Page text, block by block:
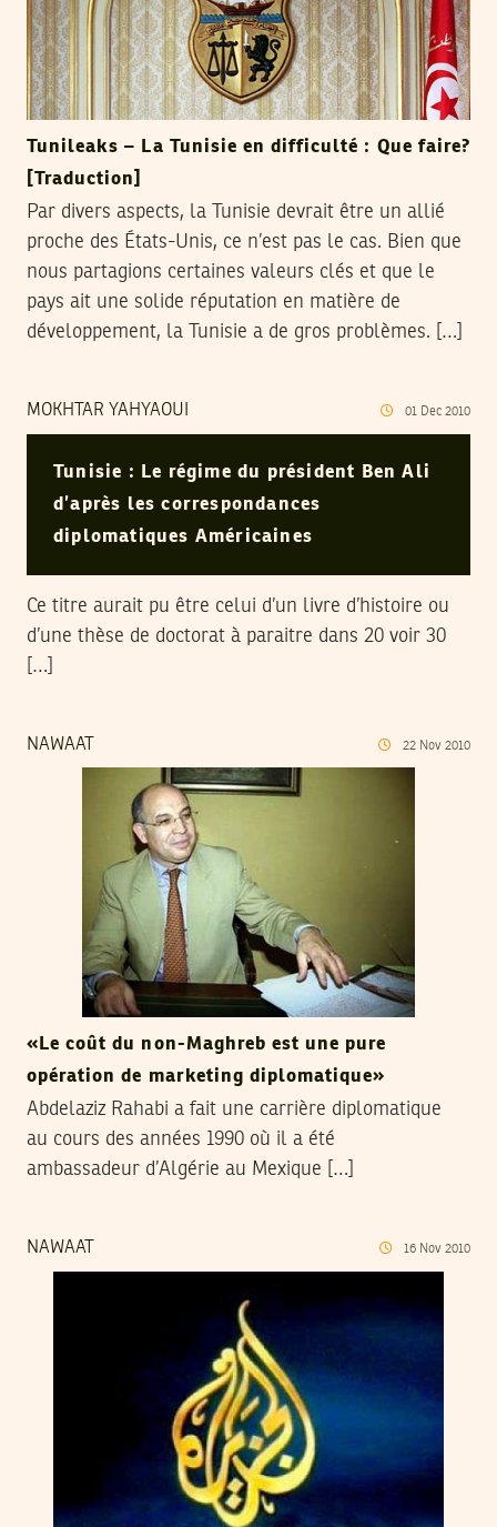
Tunileaks – La Tunisie en difficulté : Que faire?
[Traduction]
Par divers aspects, la Tunisie devrait être un allié
proche des États-Unis, ce n’est pas le cas. Bien que
nous partagions certaines valeurs clés et que le
pays ait une solide réputation en matière de
développement, la Tunisie a de gros problèmes. […]
MOKHTAR YAHYAOUI 01 Dec 2010
Tunisie : Le régime du président Ben Ali
d’après les correspondances
diplomatiques Américaines
Ce titre aurait pu être celui d’un livre d’histoire ou
d’une thèse de doctorat à paraitre dans 20 voir 30
[…]
NAWAAT 22 Nov 2010
«Le coût du non-Maghreb est une pure
opération de marketing diplomatique»
Abdelaziz Rahabi a fait une carrière diplomatique
au cours des années 1990 où il a été
ambassadeur d’Algérie au Mexique […]
NAWAAT 16 Nov 2010